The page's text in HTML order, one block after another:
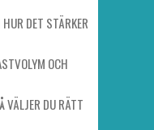
DET STÄRKER
OCH
VÄLJER DU RÄTT